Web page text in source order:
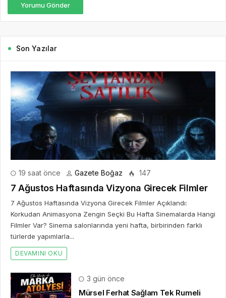
Yorumu Gönder
Son Yazılar
19 saat önce Gazete Boğaz 147
7 Ağustos Haftasında Vizyona Girecek Filmler
7 Ağustos Haftasında Vizyona Girecek Filmler Açıklandı:
Korkudan Animasyona Zengin Seçki Bu Hafta Sinemalarda Hangi
Filmler Var? Sinema salonlarında yeni hafta, birbirinden farklı
türlerde yapımlarla...
DEVAMINI OKU
3 gün önce
Mürsel Ferhat Sağlam Tek Rumeli